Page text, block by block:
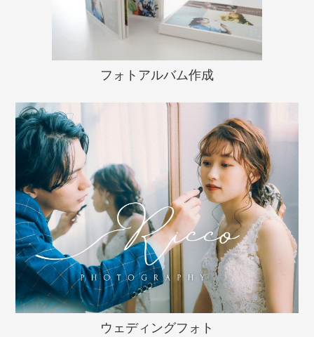
フォトアルバム作成
ウェディングフォト